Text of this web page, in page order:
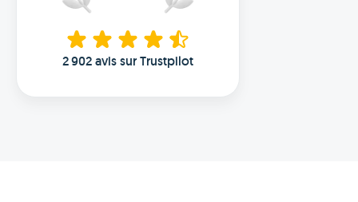
2 902 avis sur Trustpilot